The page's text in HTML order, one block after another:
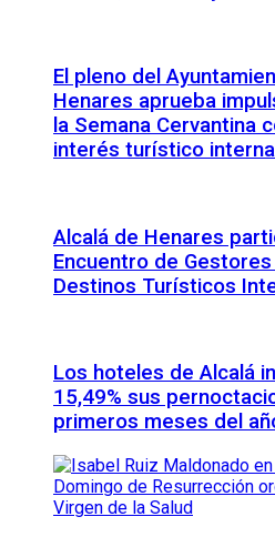
El pleno del
Henares aprueba
la Semana Cervantina
interés turístico
Alcalá de Henares
Encuentro de
Destinos Turísticos
Los hoteles de Alcalá
15,49% sus
primeros meses del